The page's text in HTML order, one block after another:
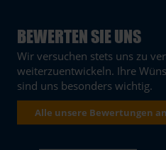
BEWERTEN SIE UNS
Wir versuchen stets uns zu
weiterzuentwickeln. Ihre
sind uns besonders wichtig.
Alle unsere Bewertungen